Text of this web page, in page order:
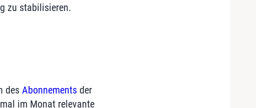
zu stabilisieren.
des Abonnements der
im Monat relevante